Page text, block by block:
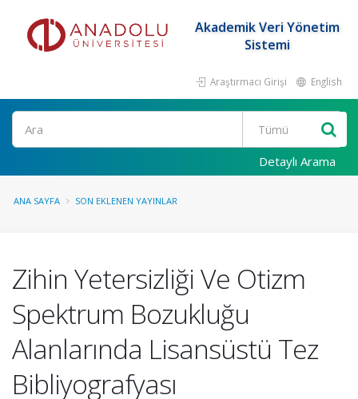
Akademik Veri Yönetim
Sistemi
Araştırmacı Girişi English
Ara
Detaylı Arama
ANA SAYFA SON EKLENEN YAYINLAR
Zihin Yetersizliği Ve Otizm
Spektrum Bozukluğu
Alanlarında Lisansüstü Tez
Bibliyografyası